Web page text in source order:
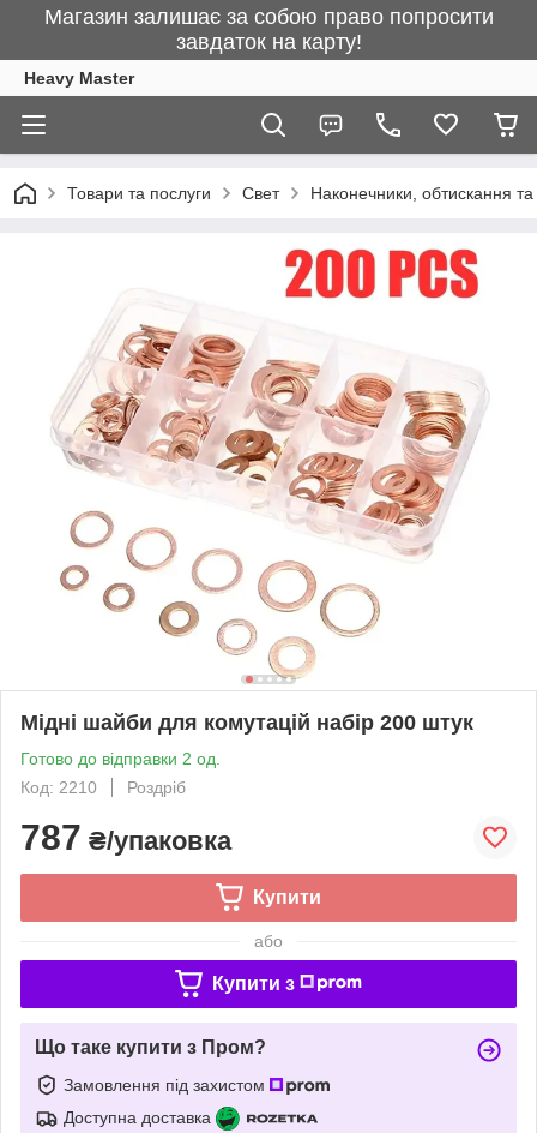
Магазин залишає за собою право попросити
завдаток на карту!
Heavy Master
Товари та послуги Свет Наконечники, обтискання
Мідні шайби для комутацій набір 200 штук
Готово до відправки 2 од.
Код: 2210
Роздріб
787 ₴/упаковка
Купити
або
Купити з
Що таке купити з Пром?
Замовлення під захистом
Доступна доставка